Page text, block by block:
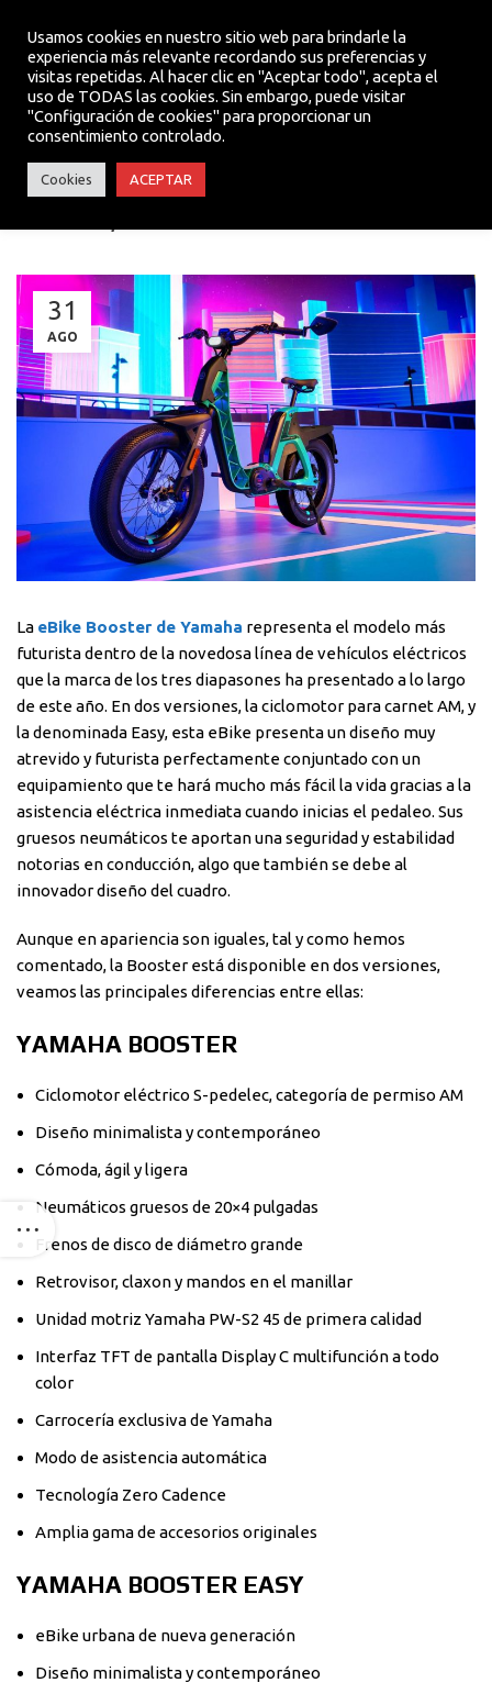
MENU
31
AGO
La eBike Booster de Yamaha representa el modelo más
futurista dentro de la novedosa línea de vehículos eléctricos
que la marca de los tres diapasones ha presentado a lo largo
de este año. En dos versiones, la ciclomotor para carnet AM, y
la denominada Easy, esta eBike presenta un diseño muy
atrevido y futurista perfectamente conjuntado con un
equipamiento que te hará mucho más fácil la vida gracias a la
asistencia eléctrica inmediata cuando inicias el pedaleo. Sus
gruesos neumáticos te aportan una seguridad y estabilidad
notorias en conducción, algo que también se debe al
innovador diseño del cuadro.
Aunque en apariencia son iguales, tal y como hemos
comentado, la Booster está disponible en dos versiones,
veamos las principales diferencias entre ellas:
YAMAHA BOOSTER
Ciclomotor eléctrico S-pedelec, categoría de permiso AM
Diseño minimalista y contemporáneo
Cómoda, ágil y ligera
Neumáticos gruesos de 20×4 pulgadas
Frenos de disco de diámetro grande
Retrovisor, claxon y mandos en el manillar
Unidad motriz Yamaha PW-S2 45 de primera calidad
Interfaz TFT de pantalla Display C multifunción a todo
color
Carrocería exclusiva de Yamaha
Modo de asistencia automática
Tecnología Zero Cadence
Amplia gama de accesorios originales
YAMAHA BOOSTER EASY
eBike urbana de nueva generación
Diseño minimalista y contemporáneo
Usamos cookies en nuestro sitio web para brindarle la
experiencia más relevante recordando sus preferencias y
visitas repetidas. Al hacer clic en "Aceptar todo", acepta el
uso de TODAS las cookies. Sin embargo, puede visitar
"Configuración de cookies" para proporcionar un
consentimiento controlado.
Cookies ACEPTAR